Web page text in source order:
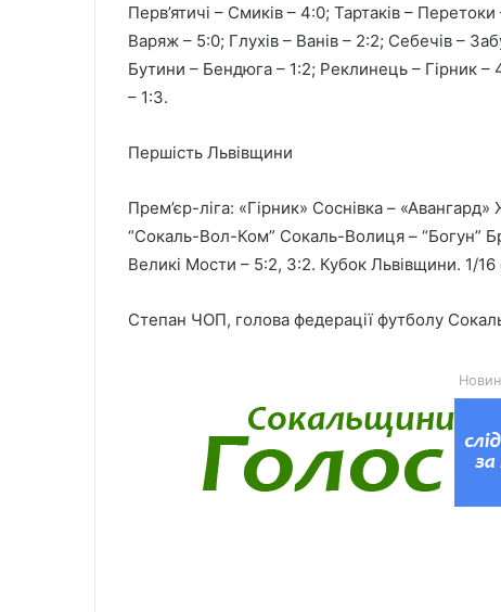
Перв’ятичі – Смиків – 4:0; Тартаків –
Варяж – 5:0; Глухів – Ванів – 2:2; Себечів –
Бутини – Бендюга – 1:2; Реклинець – Гірник
– 1:3.
Першість Львівщини
Прем’єр-ліга: «Гірник» Соснівка –
“Сокаль-Вол-Ком” Сокаль-Волиця – “Богун”
Великі Мости – 5:2, 3:2. Кубок Львівщини. 1/16
Степан ЧОП, голова федерації футболу